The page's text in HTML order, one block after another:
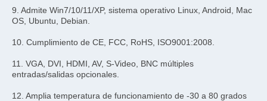
9. Admite Win7/10/11/XP, sistema operativo Linux, Android, Mac
OS, Ubuntu, Debian.
10. Cumplimiento de CE, FCC, RoHS, ISO9001:2008.
11. VGA, DVI, HDMI, AV, S-Video, BNC múltiples
entradas/salidas opcionales.
12. Amplia temperatura de funcionamiento de -30 a 80 grados